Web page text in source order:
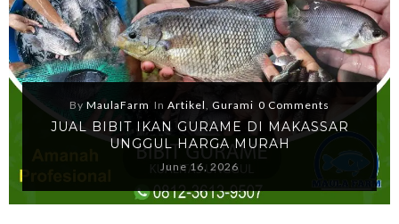
By MaulaFarm In Artikel Gurami 0 Comments
JUAL BIBIT IKAN GURAME DI MAKASSAR
UNGGUL HARGA MURAH
June 16, 2026